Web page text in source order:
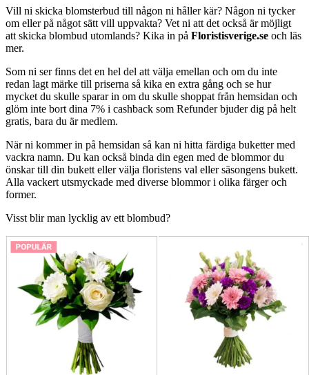
Vill ni skicka blomsterbud till någon ni håller kär? Någon ni tycker
om eller på något sätt vill uppvakta? Vet ni att det också är möjligt
att skicka blombud utomlands? Kika in på Floristisverige.se och läs
mer.
Som ni ser finns det en hel del att välja emellan och om du inte
redan lagt märke till priserna så kika en extra gång och se hur
mycket du skulle sparar in om du skulle shoppat från hemsidan och
glöm inte bort dina 7% i cashback som Refunder bjuder dig på helt
gratis, bara du är medlem.
När ni kommer in på hemsidan så kan ni hitta färdiga buketter med
vackra namn. Du kan också binda din egen med de blommor du
önskar till din bukett eller välja floristens val eller säsongens bukett.
Alla vackert utsmyckade med diverse blommor i olika färger och
former.
Visst blir man lycklig av ett blombud?